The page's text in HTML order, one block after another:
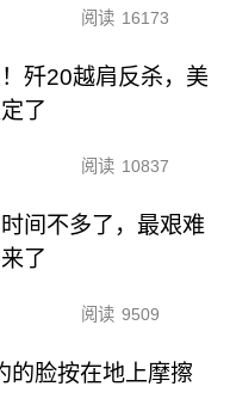
阅读 16173
歼20越肩反杀，美
了
阅读 10837
间不多了，最艰难
了
阅读 9509
的脸按在地上摩擦